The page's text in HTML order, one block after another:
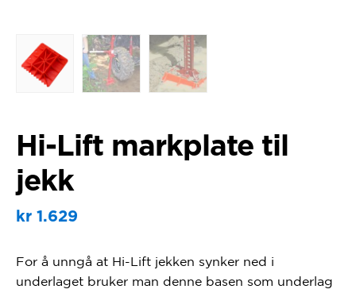
Hi-Lift markplate til
jekk
kr1.629
For å unngå at Hi-Lift jekken synker ned i
underlaget bruker man denne basen som underlag